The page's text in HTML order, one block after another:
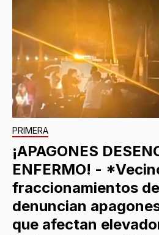
PRIMERA
¡APAGONES
ENFERMO! -
fraccionamientos
denuncian
que afectan